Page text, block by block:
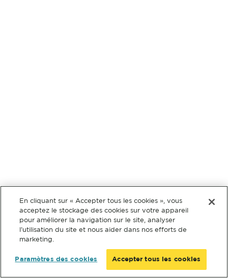
En cliquant sur « Accepter tous les cookies », vous
acceptez le stockage des cookies sur votre appareil
pour améliorer la navigation sur le site, analyser
l’utilisation du site et nous aider dans nos efforts de
marketing.
Paramètres des cookies Accepter tous les cookies